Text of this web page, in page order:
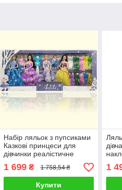
Набір ляльок з пупсиками
Казкові принцеси для
дівчинки реалістичне
обличчя рухомі ручки
ніжки змінне вбрання
1 699₴ 1 758,54 ₴
Купити
1